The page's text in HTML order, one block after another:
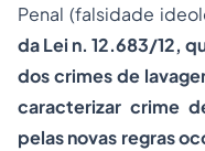
Penal (falsidade
da Lei n. 12.683/12,
dos crimes de
caracterizar crime
pelas novas regras